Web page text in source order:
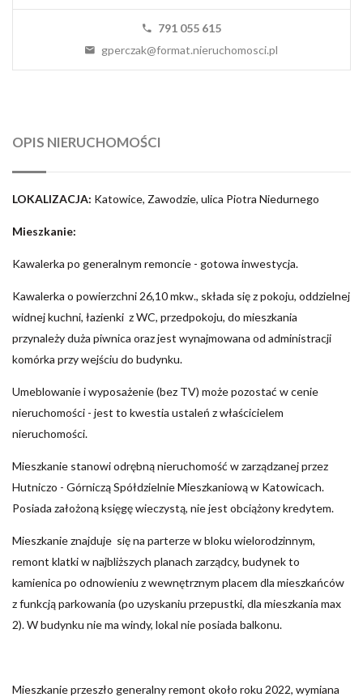
791 055 615
gperczak@format.nieruchomosci.pl
OPIS NIERUCHOMOŚCI
LOKALIZACJA: Katowice, Zawodzie, ulica Piotra Niedurnego
Mieszkanie:
Kawalerka po generalnym remoncie - gotowa inwestycja.
Kawalerka o powierzchni 26,10 mkw., składa się z pokoju, oddzielnej
widnej kuchni, łazienki z WC, przedpokoju, do mieszkania
przynależy duża piwnica oraz jest wynajmowana od administracji
komórka przy wejściu do budynku.
Umeblowanie i wyposażenie (bez TV) może pozostać w cenie
nieruchomości - jest to kwestia ustaleń z właścicielem
nieruchomości.
Mieszkanie stanowi odrębną nieruchomość w zarządzanej przez
Hutniczo - Górniczą Spółdzielnie Mieszkaniową w Katowicach.
Posiada założoną księgę wieczystą, nie jest obciążony kredytem.
Mieszkanie znajduje się na parterze w bloku wielorodzinnym,
remont klatki w najbliższych planach zarządcy, budynek to
kamienica po odnowieniu z wewnętrznym placem dla mieszkańców
z funkcją parkowania (po uzyskaniu przepustki, dla mieszkania max
2). W budynku nie ma windy, lokal nie posiada balkonu.
Mieszkanie przeszło generalny remont około roku 2022, wymiana